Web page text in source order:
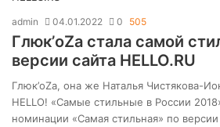
admin 04.01.2022 0 505
Глюк’oZa стала самой
версии сайта HELLO.RU
Глюк’oZa, она же Наталья Чистякова-
HELLO! «Самые стильные в России
номинации «Самая стильная» по версии